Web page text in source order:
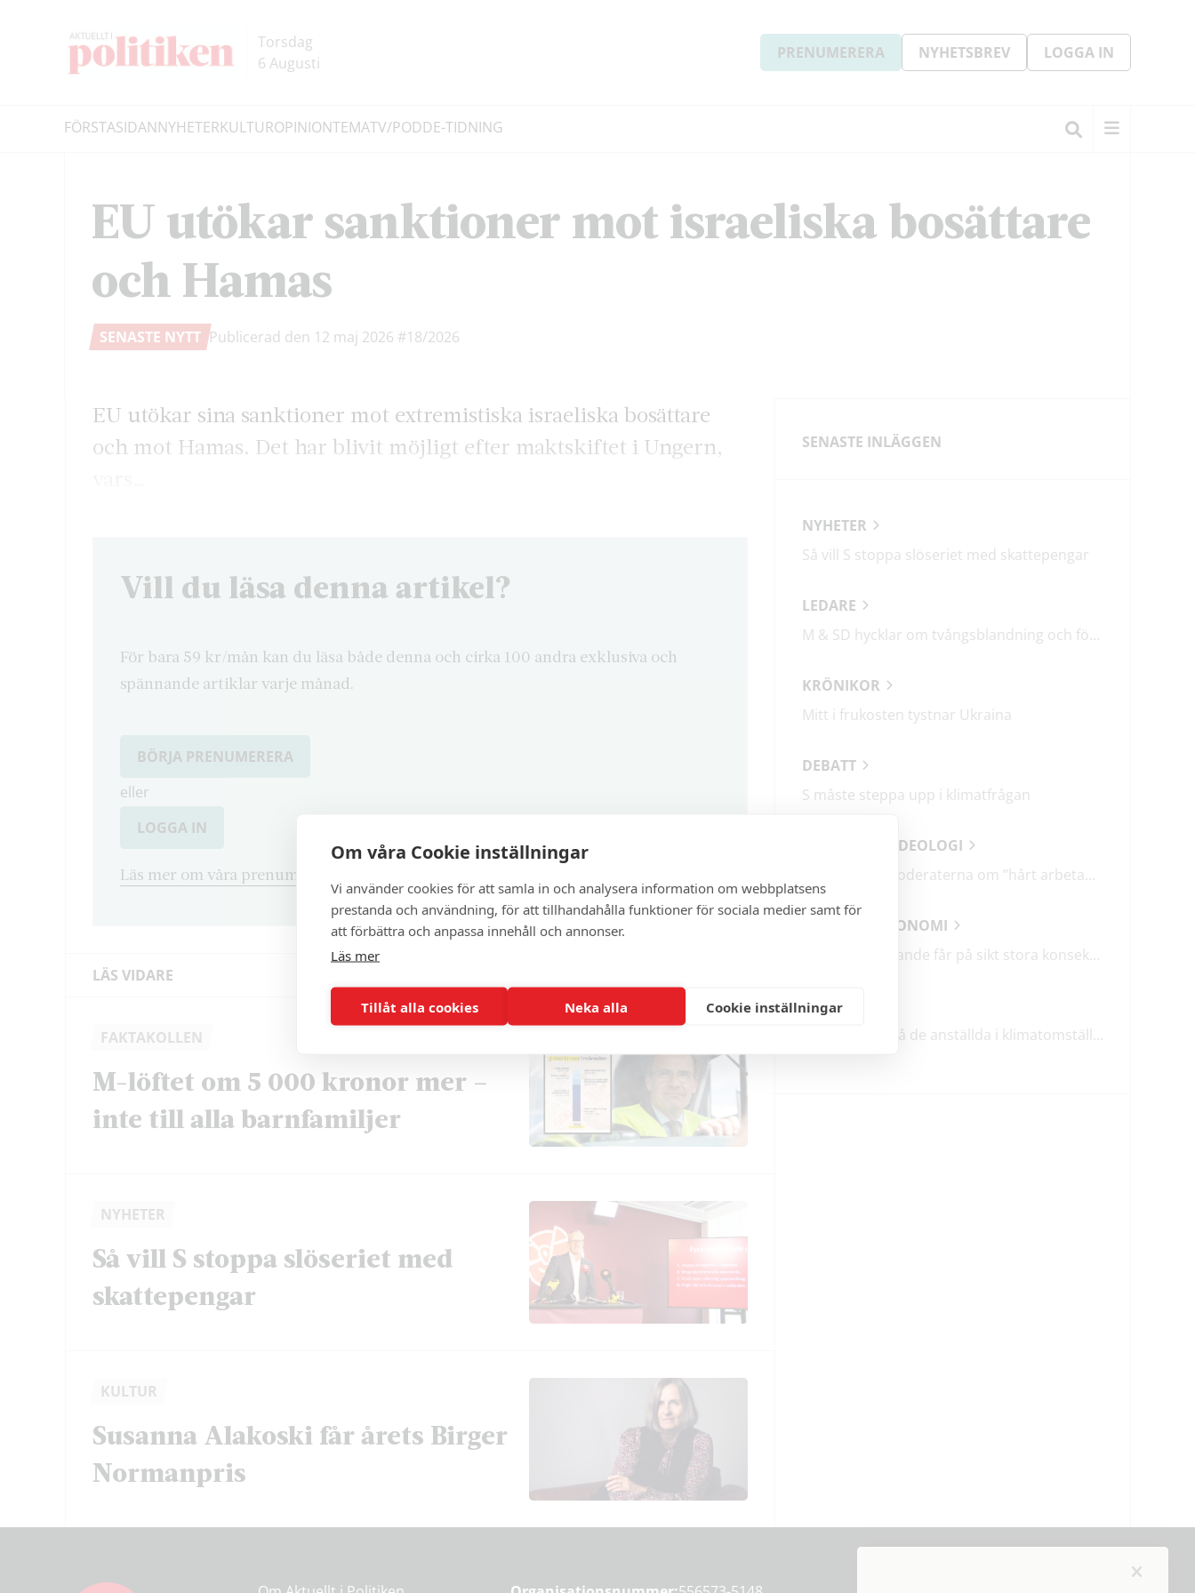
Om våra Cookie inställningar
Vi använder cookies för att samla in och analysera information om webbplatsens
prestanda och användning, för att tillhandahålla funktioner för sociala medier samt för
att förbättra och anpassa innehåll och annonser.
Läs mer
Tillåt alla cookies Neka alla Cookie inställningar
Torsdag
6 Augusti
PRENUMERERA NYHETSBREV LOGGA IN
FÖRSTASIDANNYHETERKULTUROPINIONTEMATV/PODDE-TIDNING
EU utökar sanktioner mot israeliska bosättare
och Hamas
SENASTE NYTT Publicerad den 12 maj 2026 #18/2026
EU utökar sina sanktioner mot extremistiska israeliska bosättare
och mot Hamas. Det har blivit möjligt efter maktskiftet i Ungern,
Vill du läsa denna artikel?
För bara 59 kr/mån kan du läsa både denna och cirka 100 andra exklusiva och
spännande artiklar varje månad.
BÖRJA PRENUMERERA
eller
LOGGA IN
Läs mer om våra prenumerationsvarianter
LÄS VIDARE
FAKTAKOLLEN
M-löftet om 5 000 kronor mer –
inte till alla barnfamiljer
NYHETER
Så vill S stoppa slöseriet med
skattepengar
KULTUR
Susanna Alakoski får årets Birger
Normanpris
SENASTE INLÄGGEN
NYHETER
Så vill S stoppa slöseriet med skattepengar
LEDARE
M & SD hycklar om tvångsblandning och förvärrar segregationen
KRÖNIKOR
Mitt i frukosten tystnar Ukraina
DEBATT
S måste steppa upp i klimatfrågan
ANALYSER & IDEOLOGI
Därför talar Moderaterna om ”hårt arbetande människor”
SAMHÄLLSEKONOMI
Lågt barnafödande får på sikt stora konsekvenser
KLIMATET
TCO: Ta vara på de anställda i klimatomställningen